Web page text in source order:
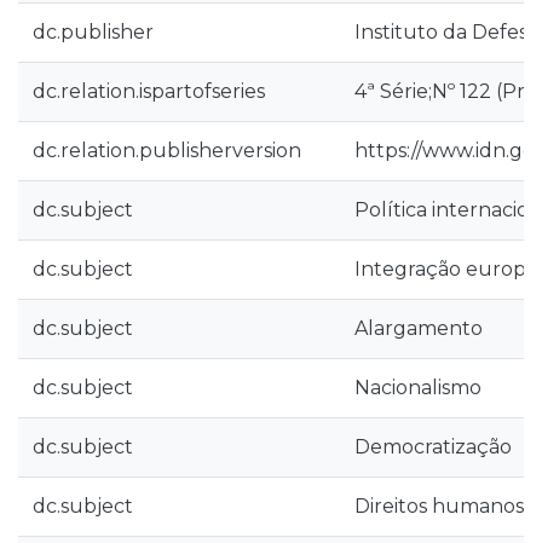
dc.publisher Instituto da
dc.relation.ispartofseries 4ª Série;Nº 122
dc.relation.publisherversion https://
dc.subject Política
dc.subject Integração
dc.subject Alargamento
dc.subject Nacionalismo
dc.subject Democratização
dc.subject Direitos humanos